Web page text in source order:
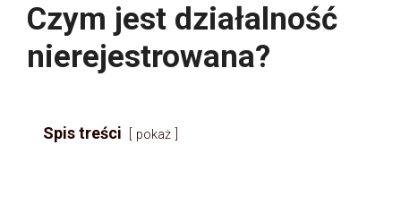
Czym jest działalność
nierejestrowana?
Spis treści pokaż